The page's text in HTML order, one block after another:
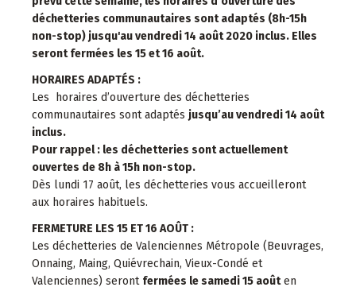
déchetteries communautaires sont adaptés (8h-15h
non-stop) jusqu'au vendredi 14 août 2020 inclus. Elles
seront fermées les 15 et 16 août.
HORAIRES ADAPTÉS :
Les horaires d’ouverture des déchetteries
communautaires sont adaptés jusqu’au vendredi 14 août
inclus.
Pour rappel : les déchetteries sont actuellement
ouvertes de 8h à 15h non-stop.
Dès lundi 17 août, les déchetteries vous accueilleront
aux horaires habituels.
FERMETURE LES 15 ET 16 AOÛT :
Les déchetteries de Valenciennes Métropole (Beuvrages,
Onnaing, Maing, Quiévrechain, Vieux-Condé et
Valenciennes) seront fermées le samedi 15 aoûten